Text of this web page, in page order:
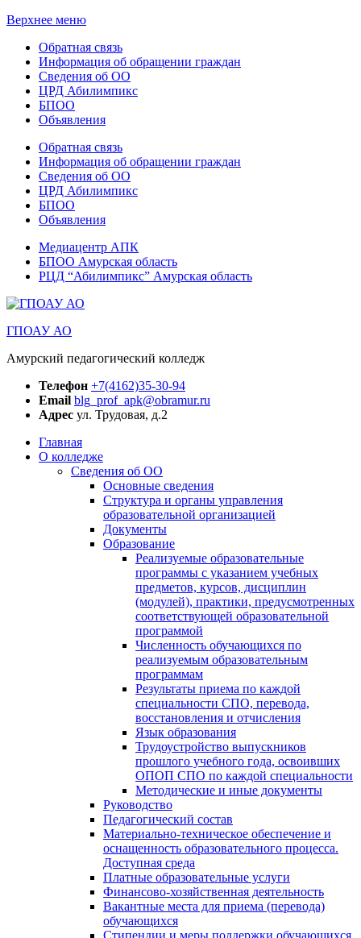
Верхнее меню
Обратная связь
Информация об обращении граждан
Сведения об ОО
ЦРД Абилимпикс
БПОО
Объявления
Обратная связь
Информация об обращении граждан
Сведения об ОО
ЦРД Абилимпикс
БПОО
Объявления
Медиацентр АПК
БПОО Амурская область
РЦД “Абилимпикс” Амурская область
ГПОАУ АО
Амурский педагогический колледж
Телефон +7(4162)35-30-94
Email blg_prof_apk@obramur.ru
Адрес ул. Трудовая, д.2
Главная
О колледже
Сведения об ОО
Основные сведения
Структура и органы управления
образовательной организацией
Документы
Образование
Реализуемые образовательные
программы с указанием учебных
предметов, курсов, дисциплин
(модулей), практики, предусмотренных
соответствующей образовательной
программой
Численность обучающихся по
реализуемым образовательным
программам
Результаты приема по каждой
специальности СПО, перевода,
восстановления и отчисления
Язык образования
Трудоустройство выпускников
прошлого учебного года, освоивших
ОПОП СПО по каждой специальности
Методические и иные документы
Руководство
Педагогический состав
Материально-техническое обеспечение и
оснащенность образовательного процесса.
Доступная среда
Платные образовательные услуги
Финансово-хозяйственная деятельность
Вакантные места для приема (перевода)
обучающихся
Стипендии и меры поддержки обучающихся